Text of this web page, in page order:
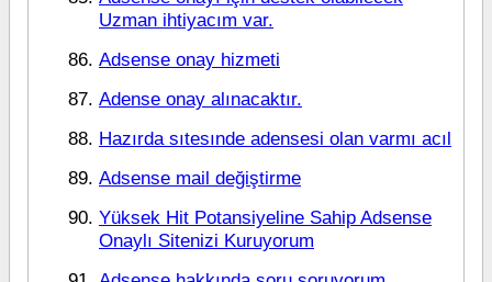
Uzman ihtiyacım var.
Adsense onay hizmeti
Adense onay alınacaktır.
Hazırda sıtesınde adensesi olan varmı acıl
Adsense mail değiştirme
Yüksek Hit Potansiyeline Sahip Adsense
Onaylı Sitenizi Kuruyorum